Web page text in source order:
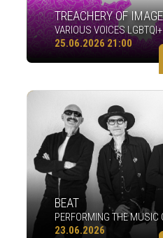
TREACHERY OF
VARIOUS VOICES
25.06.2026 21:00
BEAT
PERFORMING THE MUSIC
23.06.2026